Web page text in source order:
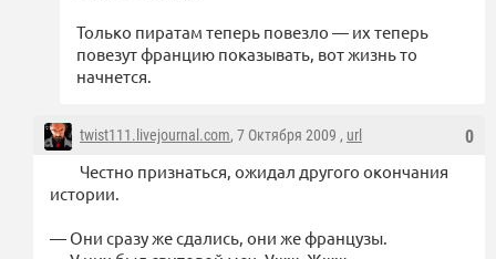
Только пиратам теперь повезло — их теперь
повезут францию показывать, вот жизнь то
начнется.
0
twist111.livejournal.com, 7 Октября 2009 , url
Честно признаться, ожидал другого окончания
истории.
— Они сразу же сдались, они же французы.